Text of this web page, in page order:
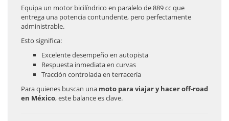
Equipa un motor bicilíndrico en paralelo de 889 cc que
entrega una potencia contundente, pero perfectamente
administrable.
Esto significa:
Excelente desempeño en autopista
Respuesta inmediata en curvas
Tracción controlada en terracería
Para quienes buscan una moto para viajar y hacer off-road
en México, este balance es clave.